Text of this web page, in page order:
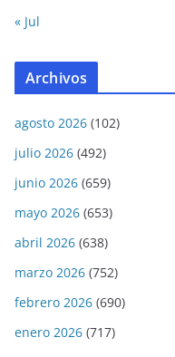
« Jul
Archivos
agosto 2026 (102)
julio 2026 (492)
junio 2026 (659)
mayo 2026 (653)
abril 2026 (638)
marzo 2026 (752)
febrero 2026 (690)
enero 2026 (717)